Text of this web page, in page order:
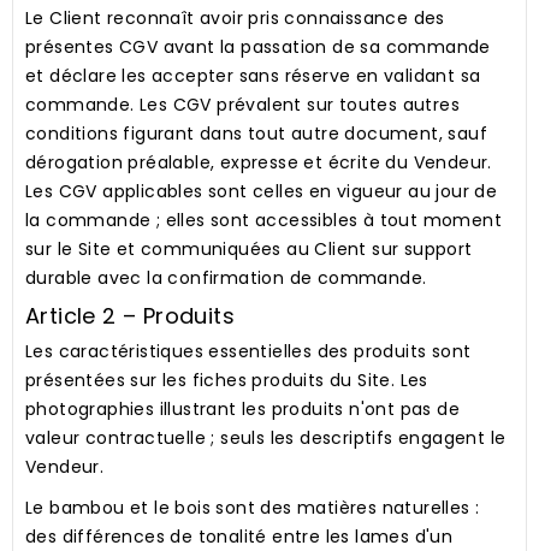
Le Client reconnaît avoir pris connaissance des
présentes CGV avant la passation de sa commande
et déclare les accepter sans réserve en validant sa
commande. Les CGV prévalent sur toutes autres
conditions figurant dans tout autre document, sauf
dérogation préalable, expresse et écrite du Vendeur.
Les CGV applicables sont celles en vigueur au jour de
la commande ; elles sont accessibles à tout moment
sur le Site et communiquées au Client sur support
durable avec la confirmation de commande.
Article 2 – Produits
Les caractéristiques essentielles des produits sont
présentées sur les fiches produits du Site. Les
photographies illustrant les produits n'ont pas de
valeur contractuelle ; seuls les descriptifs engagent le
Vendeur.
Le bambou et le bois sont des matières naturelles :
des différences de tonalité entre les lames d'un